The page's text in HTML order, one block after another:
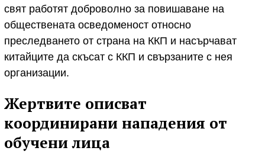
свят работят доброволно за повишаване на
обществената осведоменост относно
преследването от страна на ККП и насърчават
китайците да скъсат с ККП и свързаните с нея
организации.
Жертвите описват
координирани нападения от
обучени лица